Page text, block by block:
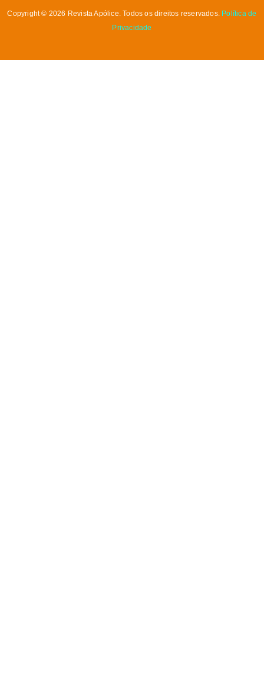
Copyright © 2026 Revista Apólice. Todos os direitos reservados. Política de
Privacidade